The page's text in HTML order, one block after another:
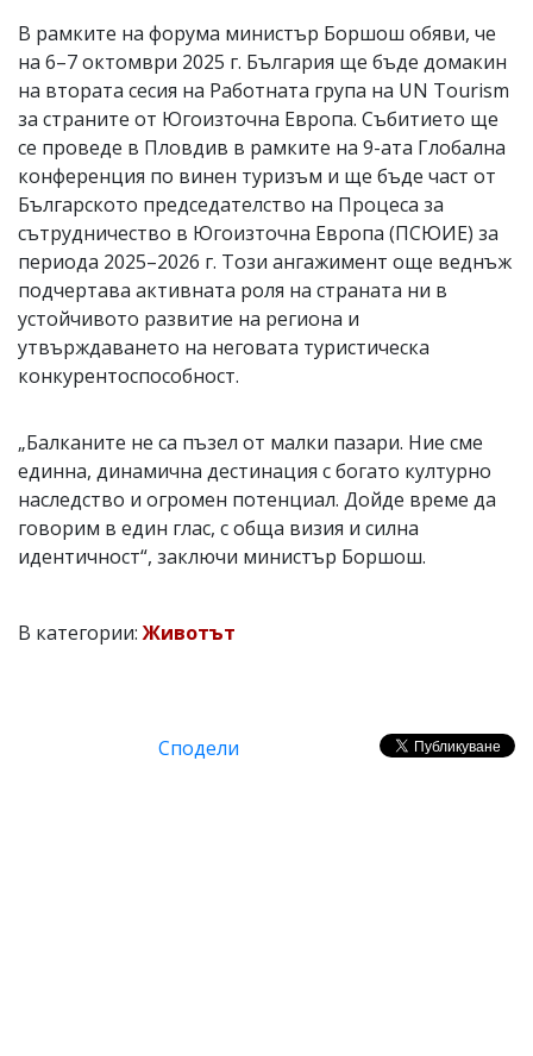
В рамките на форума министър Боршош обяви, че
на 6–7 октомври 2025 г. България ще бъде домакин
на втората сесия на Работната група на UN Tourism
за страните от Югоизточна Европа. Събитието ще
се проведе в Пловдив в рамките на 9-ата Глобална
конференция по винен туризъм и ще бъде част от
Българското председателство на Процеса за
сътрудничество в Югоизточна Европа (ПСЮИЕ) за
периода 2025–2026 г. Този ангажимент още веднъж
подчертава активната роля на страната ни в
устойчивото развитие на региона и
утвърждаването на неговата туристическа
конкурентоспособност.
„Балканите не са пъзел от малки пазари. Ние сме
единна, динамична дестинация с богато културно
наследство и огромен потенциал. Дойде време да
говорим в един глас, с обща визия и силна
идентичност“, заключи министър Боршош.
В категории:Животът
Сподели